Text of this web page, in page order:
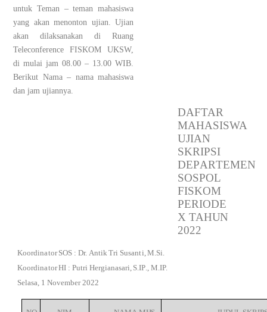
untuk Teman – teman mahasiswa
yang akan menonton ujian. Ujian
akan dilaksanakan di Ruang
Teleconference FISKOM UKSW,
di mulai jam 08.00 – 13.00 WIB.
Berikut Nama – nama mahasiswa
dan jam ujiannya.
DAFTAR
MAHASISWA
UJIAN
SKRIPSI
DEPARTEMEN
SOSPOL
FISKOM
PERIODE
X TAHUN
2022
Koordinator SOS : Dr. AntikTri Susanti,M.Si.
KoordinatorHI : Putri Hergianasari, S.IP., M.IP.
Selasa, 1 November2022